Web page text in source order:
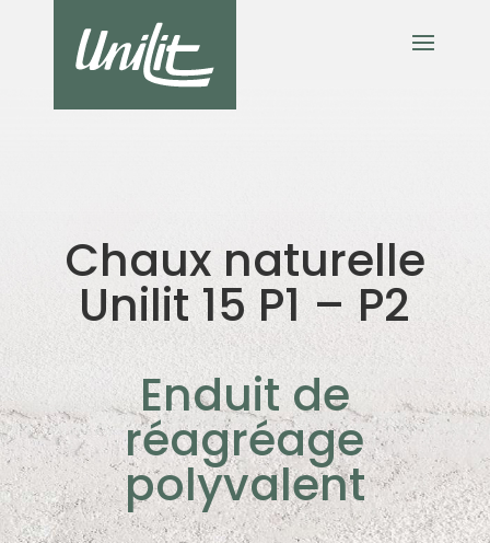
Chaux naturelle
Unilit 15 P1 – P2
Enduit de
réagréage
polyvalent